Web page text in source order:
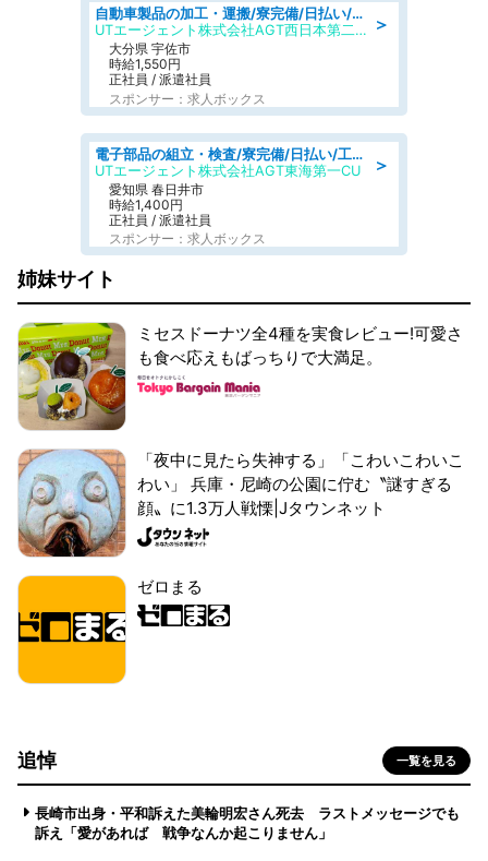
＞
自動車製品の加工・運搬/寮完備/日払い/工場・製造
UTエージェント株式会社AGT西日本第二CU
大分県 宇佐市
時給1,550円
正社員 / 派遣社員
スポンサー：求人ボックス
＞
電子部品の組立・検査/寮完備/日払い/工場・製造
UTエージェント株式会社AGT東海第一CU
愛知県 春日井市
時給1,400円
正社員 / 派遣社員
スポンサー：求人ボックス
姉妹サイト
ミセスドーナツ全4種を実食レビュー!可愛さ
も食べ応えもばっちりで大満足。
「夜中に見たら失神する」「こわいこわいこ
わい」 兵庫・尼崎の公園に佇む〝謎すぎる
顔〟に1.3万人戦慄|Jタウンネット
ゼロまる
追悼 一覧を見る
長崎市出身・平和訴えた美輪明宏さん死去 ラストメッセージでも
訴え「愛があれば 戦争なんか起こりません」